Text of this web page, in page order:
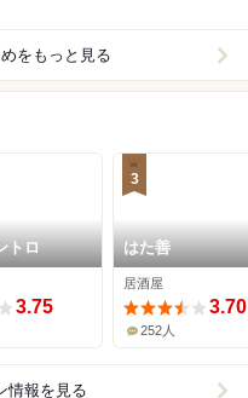
をもっと見る
トロ
3.75
3
はた善
居酒屋
3.70
252人
情報を見る